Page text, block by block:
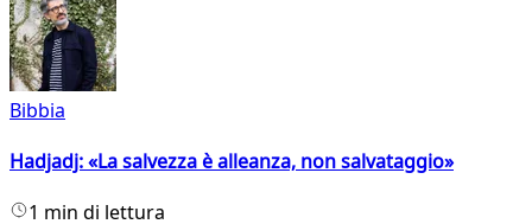
Bibbia
Hadjadj: «La salvezza è alleanza, non salvataggio»
1 min di lettura